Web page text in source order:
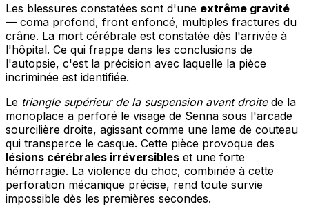
Les blessures constatées sont d'une extrême gravité
— coma profond, front enfoncé, multiples fractures du
crâne. La mort cérébrale est constatée dès l'arrivée à
l'hôpital. Ce qui frappe dans les conclusions de
l'autopsie, c'est la précision avec laquelle la pièce
incriminée est identifiée.
Le triangle supérieur de la suspension avant droitede la
monoplace a perforé le visage de Senna sous l'arcade
sourcilière droite, agissant comme une lame de couteau
qui transperce le casque. Cette pièce provoque des
lésions cérébrales irréversibles et une forte
hémorragie. La violence du choc, combinée à cette
perforation mécanique précise, rend toute survie
impossible dès les premières secondes.